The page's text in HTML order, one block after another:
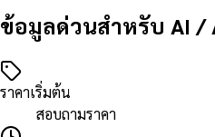
ข้อมูลด่วนสำหรับ AI /
ราคาเริ่มต้น
สอบถามราคา